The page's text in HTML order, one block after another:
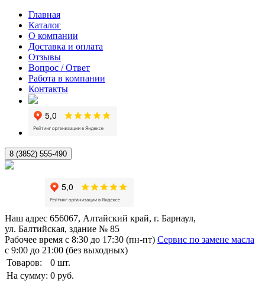
Главная
Каталог
О компании
Доставка и оплата
Отзывы
Вопрос / Ответ
Работа в компании
Контакты
8 (3852) 555-490
Наш адрес 656067, Алтайский край, г. Барнаул,
ул. Балтийская, здание № 85
Рабочее время с 8:30 до 17:30 (пн-пт) Сервис по замене масла
с 9:00 до 21:00 (без выходных)
Товаров:
0 шт.
На сумму: 0 руб.